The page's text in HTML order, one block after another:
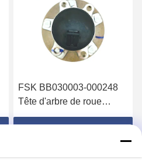
FSK BB030003-000248
Tête d'arbre de roue
arrière avec roue de
capteur ABS pour Wildcat